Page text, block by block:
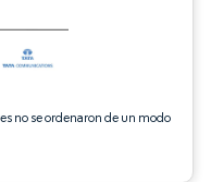
no se ordenaron de un modo